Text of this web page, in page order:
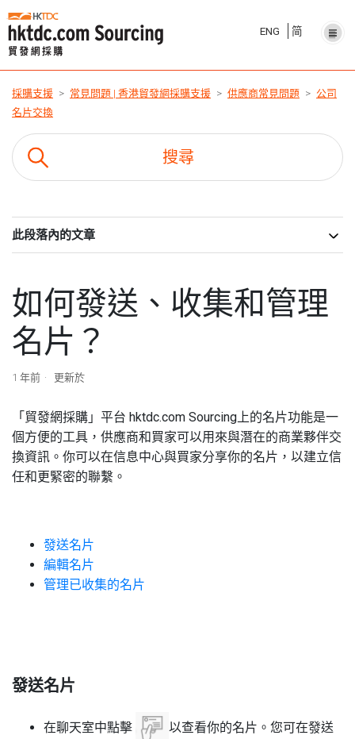
ENG 简
採購支援 常見問題 | 香港貿發網採購支援 供應商常見問題
公司
名片交換
此段落內的文章
如何發送、收集和管理
名片？
1 年前 更新於
「貿發網採購」平台 hktdc.com Sourcing上的名片功能是一
個方便的工具，供應商和買家可以用來與潛在的商業夥伴交
換資訊。你可以在信息中心與買家分享你的名片，以建立信
任和更緊密的聯繫。
發送名片
編輯名片
管理已收集的名片
發送名片
在聊天室中點擊
以查看你的名片。您可在發送